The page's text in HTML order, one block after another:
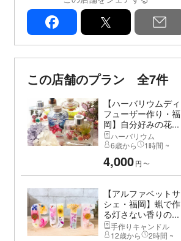
facebook
この店舗のプラン 全7件
【ハーバリウムディ
フューザー作り・福
岡】自分好みの花...
ハーバリウム
6歳から
1時間 ~
4,000円 〜
【アルファベットサ
シェ・福岡】蝋で作
る灯さない香りの...
手作りキャンドル
12歳から
2時間 ~